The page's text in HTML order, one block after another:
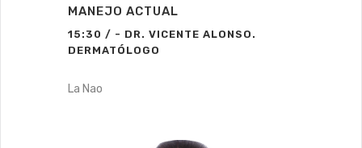
MANEJO ACTUAL
15:30 / - DR. VICENTE ALONSO.
DERMATÓLOGO
La Nao